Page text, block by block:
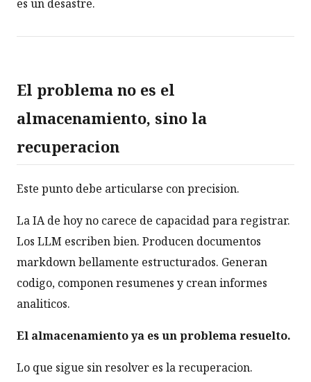
es un desastre.
El problema no es el
almacenamiento, sino la
recuperacion
Este punto debe articularse con precision.
La IA de hoy no carece de capacidad para registrar.
Los LLM escriben bien. Producen documentos
markdown bellamente estructurados. Generan
codigo, componen resumenes y crean informes
analiticos.
El almacenamiento ya es un problema resuelto.
Lo que sigue sin resolver es la recuperacion.